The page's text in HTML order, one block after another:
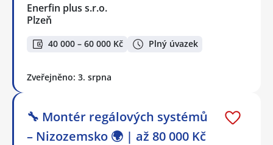
Enerfin plus s.r.o.
Plzeň
40 000 – 60 000 Kč Plný úvazek
Zveřejněno: 3. srpna
🔧 Montér regálových systémů
– Nizozemsko 🌍 | až 80 000 Kč